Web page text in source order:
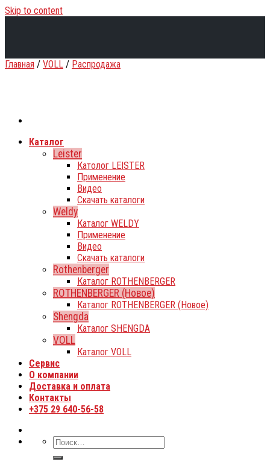
Skip to content
Каталог
Leister
Католог LEISTER
Применение
Видео
Скачать каталоги
Weldy
Каталог WELDY
Применение
Видео
Скачать каталоги
Rothenberger
Каталог ROTHENBERGER
ROTHENBERGER (Новое)
Каталог ROTHENBERGER (Новое)
Shengda
Каталог SHENGDA
VOLL
Каталог VOLL
Сервис
О компании
Доставка и оплата
Контакты
+375 29 640-56-58
Главная / VOLL / Распродажа